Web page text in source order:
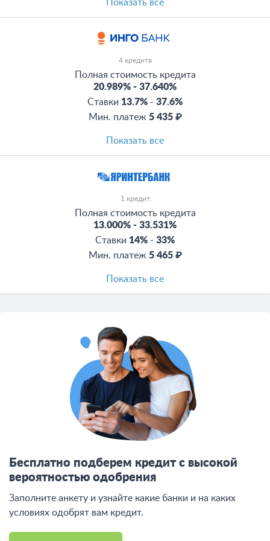
Показать все
4 кредита
Полная стоимость кредита
20.989% - 37.640%
Ставки 13.7% - 37.6%
Мин. платеж 5 435 ₽
Показать все
1 кредит
Полная стоимость кредита
13.000% - 33.531%
Ставки 14% - 33%
Мин. платеж 5 465 ₽
Показать все
Бесплатно подберем кредит с высокой
вероятностью одобрения
Заполните анкету и узнайте какие банки и на каких
условиях одобрят вам кредит.